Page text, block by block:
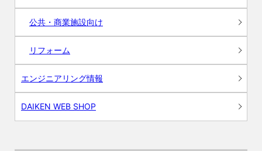
公共・商業施設向け
リフォーム
エンジニアリング情報
DAIKEN WEB SHOP